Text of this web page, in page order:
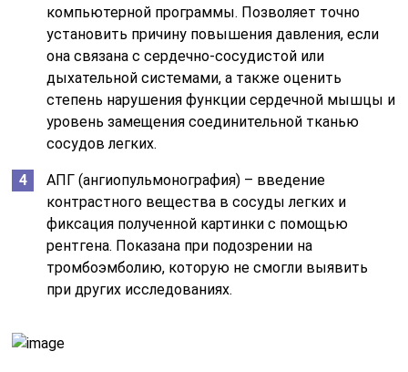
компьютерной программы. Позволяет точно
установить причину повышения давления, если
она связана с сердечно-сосудистой или
дыхательной системами, а также оценить
степень нарушения функции сердечной мышцы и
уровень замещения соединительной тканью
сосудов легких.
АПГ (ангиопульмонография) – введение
контрастного вещества в сосуды легких и
фиксация полученной картинки с помощью
рентгена. Показана при подозрении на
тромбоэмболию, которую не смогли выявить
при других исследованиях.